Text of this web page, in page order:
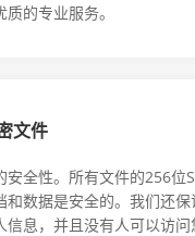
的专业服务。
文件
安全性。所有文件的256位
和数据是安全的。我们还
信息，并且没有人可以访